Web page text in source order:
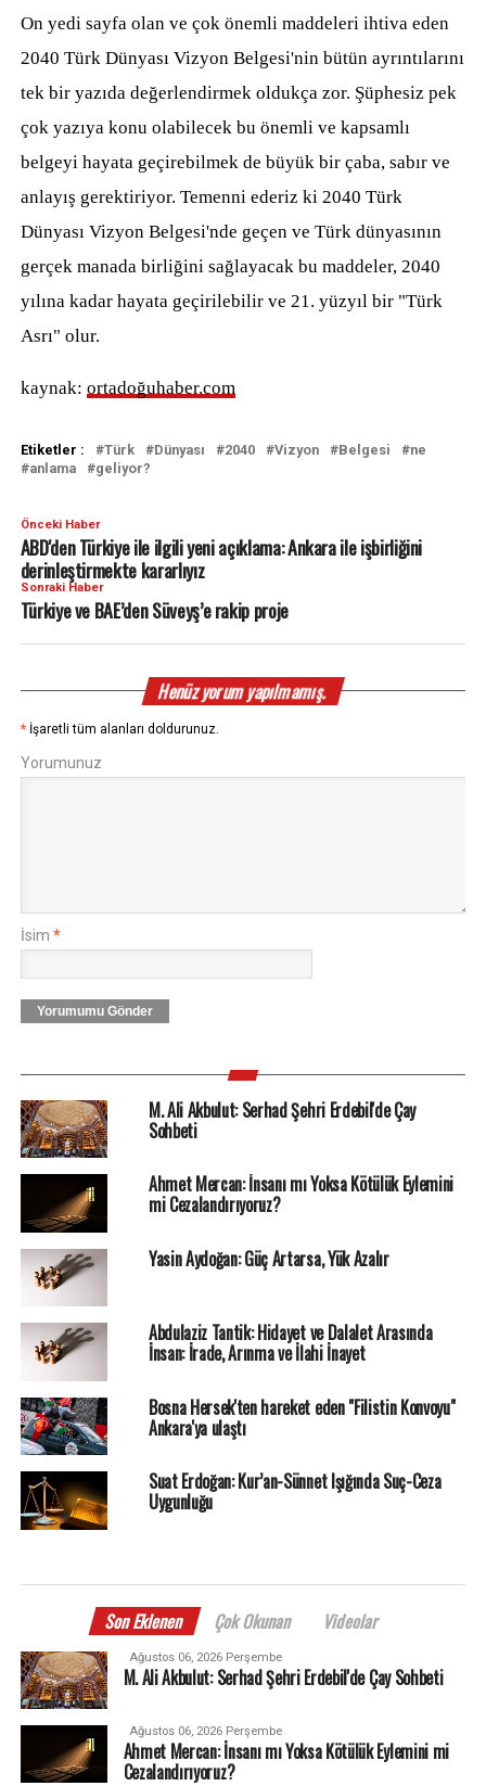
On yedi sayfa olan ve çok önemli maddeleri ihtiva eden
2040 Türk Dünyası Vizyon Belgesi'nin bütün ayrıntılarını
tek bir yazıda değerlendirmek oldukça zor. Şüphesiz pek
çok yazıya konu olabilecek bu önemli ve kapsamlı
belgeyi hayata geçirebilmek de büyük bir çaba, sabır ve
anlayış gerektiriyor. Temenni ederiz ki 2040 Türk
Dünyası Vizyon Belgesi'nde geçen ve Türk dünyasının
gerçek manada birliğini sağlayacak bu maddeler, 2040
yılına kadar hayata geçirilebilir ve 21. yüzyıl bir "Türk
Asrı" olur.
kaynak: ortadoğuhaber.com
Etiketler : Türk Dünyası 2040 Vizyon Belgesi
ne
anlama
geliyor?
Önceki Haber
ABD'den Türkiye ile ilgili yeni açıklama: Ankara ile işbirliğini
derinleştirmekte kararlıyız
Sonraki Haber
Türkiye ve BAE’den Süveyş’e rakip proje
Henüz yorum yapılmamış.
* İşaretli tüm alanları doldurunuz.
Yorumunuz
İsim *
Yorumumu Gönder
M. Ali Akbulut: Serhad Şehri Erdebil'de Çay
Sohbeti
Ahmet Mercan: İnsanı mı Yoksa Kötülük Eylemini
mi Cezalandırıyoruz?
Yasin Aydoğan: Güç Artarsa, Yük Azalır
Abdulaziz Tantik: Hidayet ve Dalalet Arasında
İnsan: İrade, Arınma ve İlahi İnayet
Bosna Hersek'ten hareket eden "Filistin Konvoyu"
Ankara'ya ulaştı
Suat Erdoğan: Kur’an-Sünnet Işığında Suç-Ceza
Uygunluğu
Son Eklenen Çok Okunan Videolar
Ağustos 06, 2026 Perşembe
M. Ali Akbulut: Serhad Şehri Erdebil'de Çay Sohbeti
Ağustos 06, 2026 Perşembe
Ahmet Mercan: İnsanı mı Yoksa Kötülük Eylemini mi
Cezalandırıyoruz?